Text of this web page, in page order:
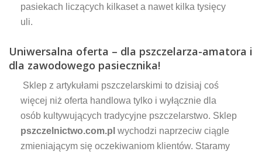
pasiekach liczących kilkaset a nawet kilka tysięcy
uli.
Uniwersalna oferta – dla pszczelarza-amatora i
dla zawodowego pasiecznika!
Sklep z artykułami pszczelarskimi to dzisiaj coś
więcej niż oferta handlowa tylko i wyłącznie dla
osób kultywujących tradycyjne pszczelarstwo. Sklep
pszczelnictwo.com.pl wychodzi naprzeciw ciągle
zmieniającym się oczekiwaniom klientów. Staramy